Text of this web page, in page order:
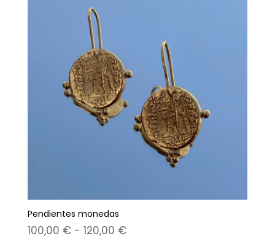
Pendientes monedas
100,00 € - 120,00 €Rango